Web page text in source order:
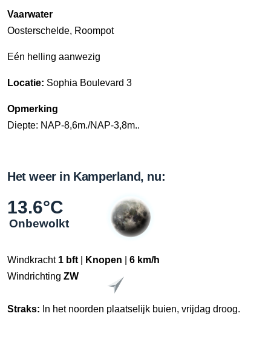
Vaarwater
Oosterschelde, Roompot
Eén helling aanwezig
Locatie: Sophia Boulevard 3
Opmerking
Diepte: NAP-8,6m./NAP-3,8m..
Het weer in Kamperland, nu:
13.6°C
Onbewolkt
Windkracht 1 bft Knopen
6 km/h
Windrichting ZW
Straks: In het noorden plaatselijk buien, vrijdag droog.